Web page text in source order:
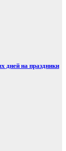
дней на праздники